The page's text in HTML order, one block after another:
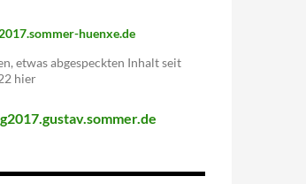
huenxe.de
etwas abgespeckten Inhalt seit
hier